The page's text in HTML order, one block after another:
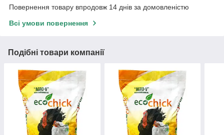
Повернення товару впродовж 14 днів за домовленістю
Всі умови повернення
Подібні товари компанії